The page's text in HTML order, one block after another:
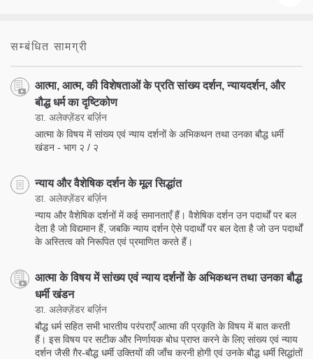
सम्बंधित सामग्री
आत्मा, आत्म, की विशेषताओं के प्रति सांख्य दर्शन, न्यायदर्शन, और
बौद्ध धर्म का दृष्टिकोण
डा. अलेक्ज़ेंडर बर्ज़िन
आत्मा के विषय में सांख्य एवं न्याय दर्शनों के अभिकथन तथा उनका बौद्ध धर्मी
खंडन - भाग २ / २
न्याय और वैशेषिक दर्शन के मूल सिद्धांत
डा. अलेक्ज़ेंडर बर्ज़िन
न्याय और वैशेषिक दर्शनों में कई समानताएँ हैं। वैशेषिक दर्शन उन पदार्थों पर बल
देता है जो विद्यमान हैं, जबकि न्याय दर्शन ऐसे पदार्थों पर बल देता है जो उन पदार्थों
के अस्तित्व को निरूपित एवं प्रमाणित करते हैं।
आत्मा के विषय में सांख्य एवं न्याय दर्शनों के अभिकथन तथा उनका बौद्ध
धर्मी खंडन
डा. अलेक्ज़ेंडर बर्ज़िन
बौद्ध धर्म सहित सभी भारतीय परंपराएँ आत्मा की प्रकृति के विषय में बात करती
हैं। इस विषय पर सटीक और निर्णायक बोध प्राप्त करने के लिए सांख्य एवं न्याय
दर्शन जैसी ग़ैर-बौद्ध धर्मी उक्तियों की जाँच करनी होगी एवं उनके बौद्ध धर्मी सिद्धांतों